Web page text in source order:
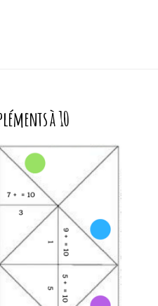
à 10